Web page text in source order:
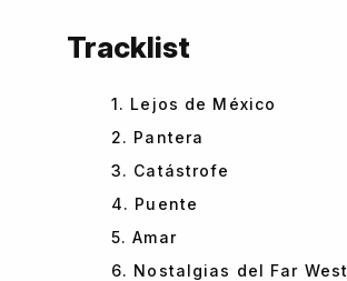
Tracklist
1. Lejos de México
2. Pantera
3. Catástrofe
4. Puente
5. Amar
6. Nostalgias del Far West